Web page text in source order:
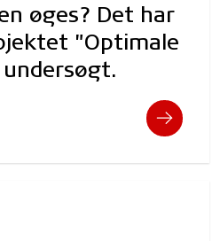
øges? Det har
"Optimale